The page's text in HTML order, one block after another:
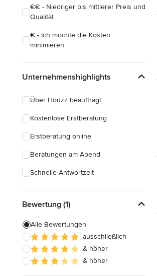
€€ - Niedriger bis mittlerer Preis und
Qualität
€ - Ich möchte die Kosten
minimieren
Unternehmenshighlights
Über Houzz beauftragt
Kostenlose Erstberatung
Erstberatung online
Beratungen am Abend
Schnelle Antwortzeit
Bewertung (1)
Alle Bewertungen
ausschließlich
& höher
& höher